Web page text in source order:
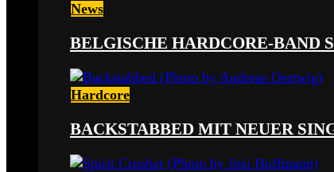
News
BELGISCHE HARDCORE-BAND
Hardcore
BACKSTABBED MIT NEUER